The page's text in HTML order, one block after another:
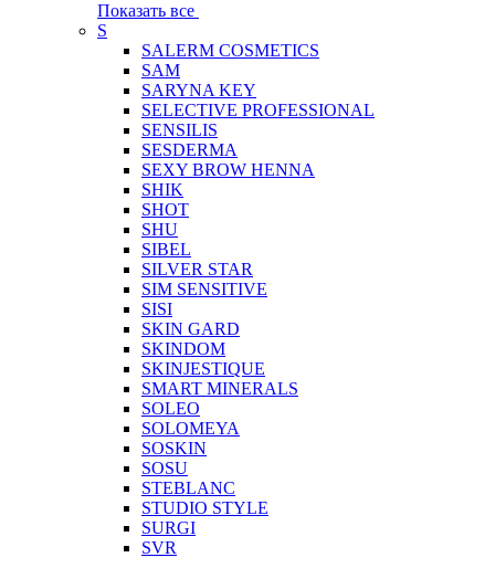
Показать все
S
SALERM COSMETICS
SAM
SARYNA KEY
SELECTIVE PROFESSIONAL
SENSILIS
SESDERMA
SEXY BROW HENNA
SHIK
SHOT
SHU
SIBEL
SILVER STAR
SIM SENSITIVE
SISI
SKIN GARD
SKINDOM
SKINJESTIQUE
SMART MINERALS
SOLEO
SOLOMEYA
SOSKIN
SOSU
STEBLANC
STUDIO STYLE
SURGI
SVR